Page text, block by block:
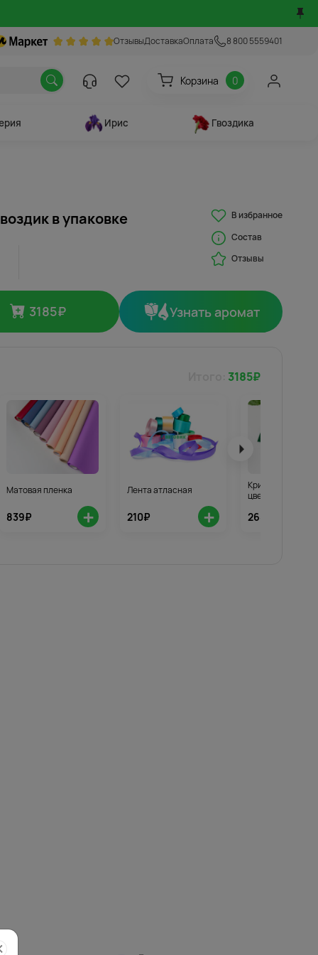
ОтзывыДоставкаОплата 8 800 5559401
Корзина 0
Ирис Гвоздика
в упаковке
В избранное
Состав
Отзывы
3185₽ Узнать аромат
3185₽
Матовая пленка
839₽ +
Лента атласная
210₽ +
Кризал для
цветов 3шт.
268₽